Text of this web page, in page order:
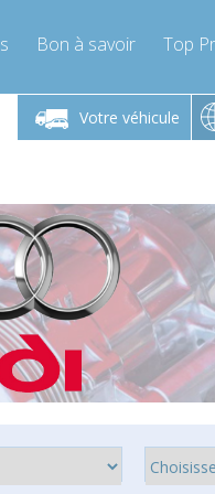
Bon à savoir Top
Votre véhicule
9h-17h
express.fr
Lundi-